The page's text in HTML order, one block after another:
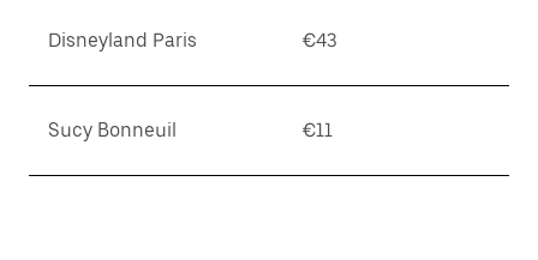
Disneyland Paris €43
Sucy Bonneuil €11